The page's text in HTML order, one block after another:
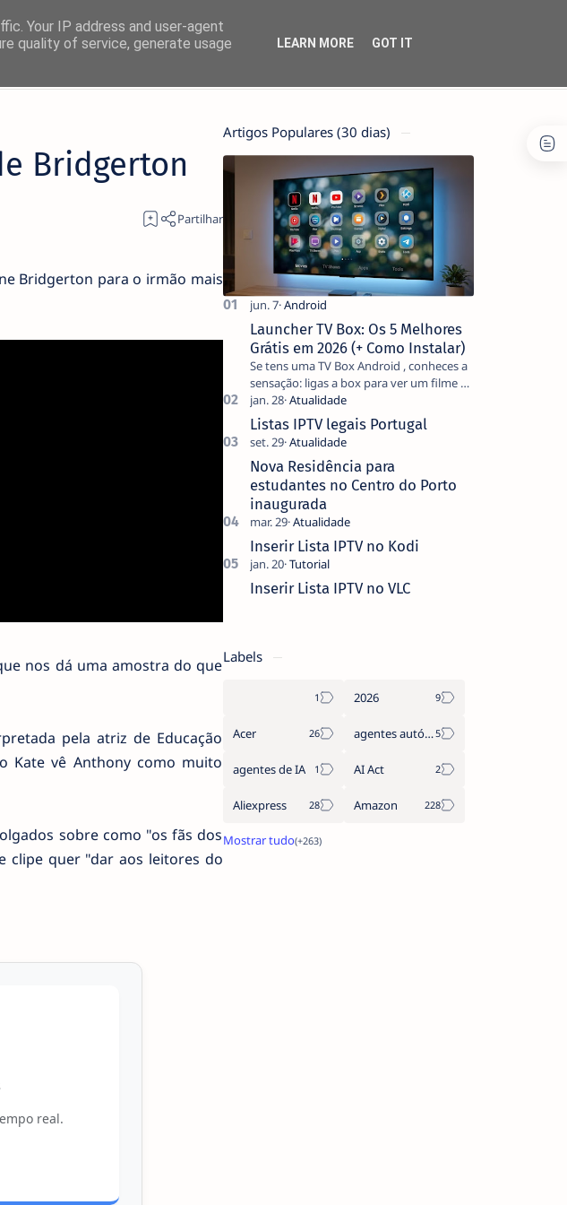
Bridgerton
Bridgerton para o irmão mais
nos dá uma amostra do que
pela atriz de Educação
Kate vê Anthony como muito
sobre como "os fãs dos
clipe quer "dar aos leitores do
real.
Artigos Populares (30 dias)
Launcher TV Box: Os 5 Melhores
Grátis em 2026 (+ Como Instalar)
Se tens uma TV Box Android , conheces a
sensação: ligas a box para ver um filme e
o ecrã inicial está coberto de sugestões
que não pediste, ban…
Listas IPTV legais Portugal
Nova Residência para
estudantes no Centro do Porto
inaugurada
Inserir Lista IPTV no Kodi
Inserir Lista IPTV no VLC
Labels
2026
Acer agentes autónomos
agentes de IA AI Act
Aliexpress Amazon
Your IP address and user-agent
quality of service, generate usage
LEARN MORE GOT IT